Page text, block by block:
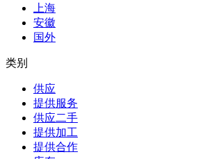
上海
安徽
国外
类别
供应
提供服务
供应二手
提供加工
提供合作